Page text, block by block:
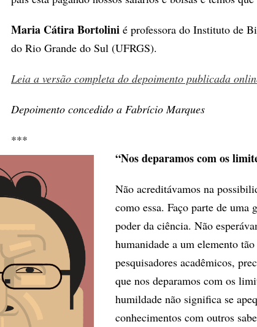
Maria Cátira Bortolini é professora do Instituto de
do Rio Grande do Sul (UFRGS).
Leia a versão completa do depoimento publicada
Depoimento concedido a Fabrício Marques
***
“Nos deparamos com os
Não acreditávamos na
como essa. Faço parte de uma
poder da ciência. Não
humanidade a um elemento
pesquisadores acadêmicos,
que nos deparamos com os
humildade não significa se
conhecimentos com outros